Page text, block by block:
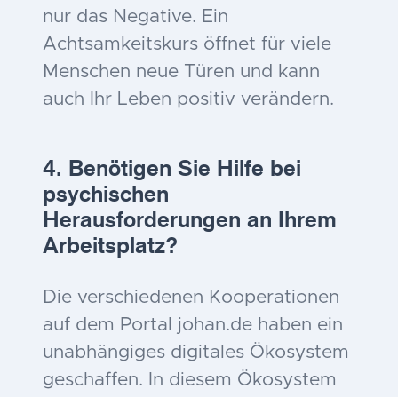
nur das Negative. Ein
Achtsamkeitskurs öffnet für viele
Menschen neue Türen und kann
auch Ihr Leben positiv verändern.
4. Benötigen Sie Hilfe bei
psychischen
Herausforderungen an Ihrem
Arbeitsplatz?
Die verschiedenen Kooperationen
auf dem Portal johan.de haben ein
unabhängiges digitales Ökosystem
geschaffen. In diesem Ökosystem